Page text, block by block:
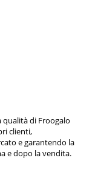
di Froogalo
clienti,
e garantendo la
e dopo la vendita.